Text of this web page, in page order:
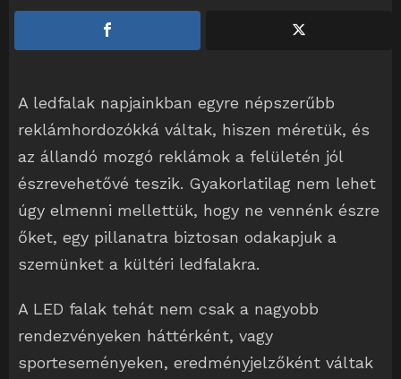
A ledfalak napjainkban egyre népszerűbb
reklámhordozókká váltak, hiszen méretük, és
az állandó mozgó reklámok a felületén jól
észrevehetővé teszik. Gyakorlatilag nem lehet
úgy elmenni mellettük, hogy ne vennénk észre
őket, egy pillanatra biztosan odakapjuk a
szemünket a kültéri ledfalakra.
A LED falak tehát nem csak a nagyobb
rendezvényeken háttérként, vagy
sporteseményeken, eredményjelzőként váltak